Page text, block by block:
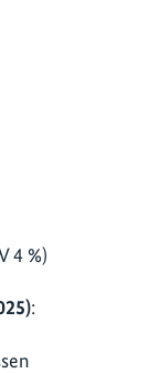
4 %)
: